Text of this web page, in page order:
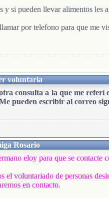
y si pueden llevar alimentos les
por telefono para que me
voluntaria
consulta a la que me referí
pueden escribir al correo
Rosario
eloy para que se
el voluntariado de personas
en contacto.